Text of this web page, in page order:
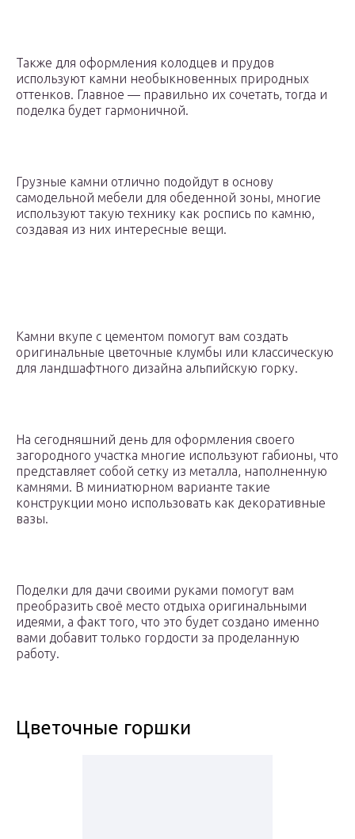
Также для оформления колодцев и прудов
используют камни необыкновенных природных
оттенков. Главное — правильно их сочетать, тогда и
поделка будет гармоничной.
Грузные камни отлично подойдут в основу
самодельной мебели для обеденной зоны, многие
используют такую технику как роспись по камню,
создавая из них интересные вещи.
Камни вкупе с цементом помогут вам создать
оригинальные цветочные клумбы или классическую
для ландшафтного дизайна альпийскую горку.
На сегодняшний день для оформления своего
загородного участка многие используют габионы, что
представляет собой сетку из металла, наполненную
камнями. В миниатюрном варианте такие
конструкции моно использовать как декоративные
вазы.
Поделки для дачи своими руками помогут вам
преобразить своё место отдыха оригинальными
идеями, а факт того, что это будет создано именно
вами добавит только гордости за проделанную
работу.
Цветочные горшки